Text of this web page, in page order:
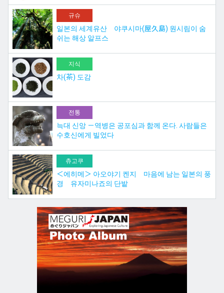
규슈
일본의 세계유산 야쿠시마(屋久島) 원시림이 숨
쉬는 해상 알프스
지식
차(茶) 도감
전통
늑대 신앙 －역병은 공포심과 함께 온다. 사람들은
수호신에게 빌었다
츄고쿠
＜에히메＞ 아오야기 켄지 마음에 남는 일본의 풍
경 유자미나죠의 단밭